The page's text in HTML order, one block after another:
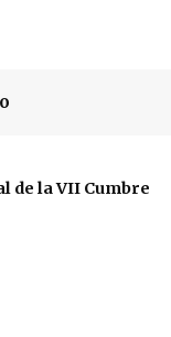
de la VII Cumbre